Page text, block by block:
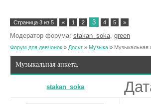
Страница 3 из 5 « 1 2 3 4 5 »
Модератор форума: stakan_soka, green
Форум для девчонок » Досуг » Музыка » Музыкальная
Музыкальная анкета.
stakan_soka